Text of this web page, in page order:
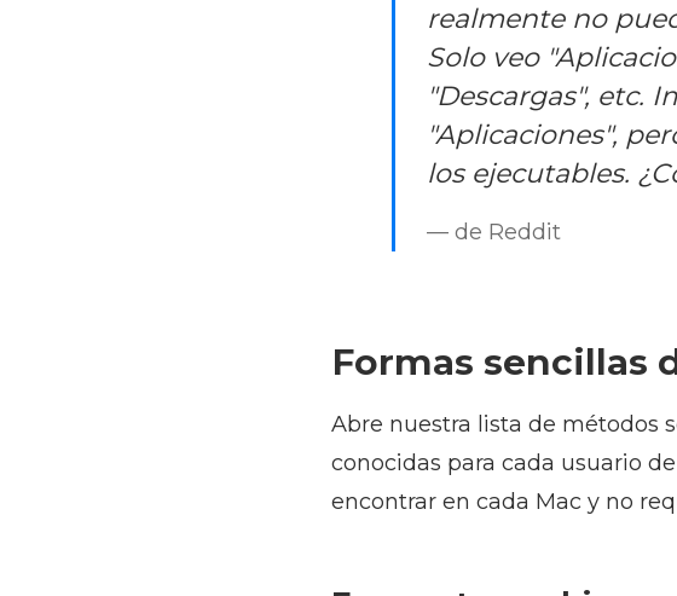
realmente no
Solo veo
"Descargas", etc.
"Aplicaciones",
los ejecutables.
— de Reddit
Formas sencillas
Abre nuestra lista de métodos
conocidas para cada usuario
encontrar en cada Mac y no